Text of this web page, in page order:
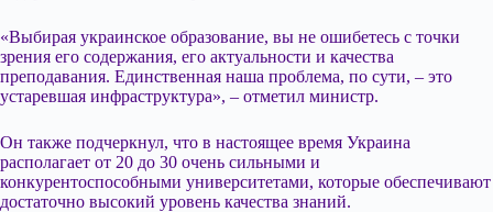
«Выбирая украинское образование, вы не ошибетесь с точки
зрения его содержания, его актуальности и качества
преподавания. Единственная наша проблема, по сути, – это
устаревшая инфраструктура», – отметил министр.
Он также подчеркнул, что в настоящее время Украина
располагает от 20 до 30 очень сильными и
конкурентоспособными университетами, которые обеспечивают
достаточно высокий уровень качества знаний.